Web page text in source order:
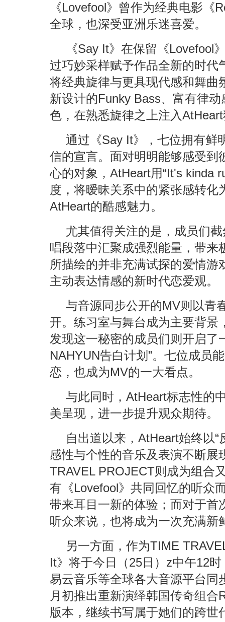
《Lovefool》曾作为经典电影《
全球，也深受亚洲乐迷喜爱。
《Say It》在保留《Lovefool
过巧妙采样赋予作品全新的时代
将经典旋律与更具现代感和舞曲
新设计的Funky Bass、富有律
色，在熟悉旋律之上注入
通过《Say It》，七位拥有鲜
信的宣言。面对明明能够感受到
心的对象，AtHeart用“It's kinda
度，将暧昧关系中的紧张感转化
AtHeart的酷感魅力。
尤其值得关注的是，成员们
唱段落中汇聚成强烈能量，带来
所描绘的并非充满试探的爱情
主动表达情感的新时代恋爱观。
与音源同步公开的MV则以青
开。练习室与舞台成为主要背景
发现这一秘密的成员们则开启了
NAHYUN告白计划”。七位成员
恋，也成为MV的一大看点。
与此同时，AtHeart标志性的
美呈现，进一步提升观众期待。
自出道以来，AtHeart始终以
感性与个性的音乐及表演不断展
TRAVEL PROJECT则成为组合
有《Lovefool》共同回忆的听众
带来耳目一新的体验；而对于首
听众来说，也将成为一次充满新
另一方面，作为TIME
It》将于今日（25日）z中午12
易云音乐等全球各大音源平台同
月初推出重新演绎韩国传奇组
版本，继续书写属于她们的跨世